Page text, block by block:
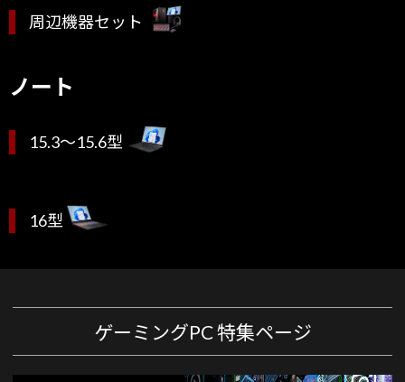
周辺機器セット
ノート
15.3～15.6型
16型
ゲーミングPC 特集ページ